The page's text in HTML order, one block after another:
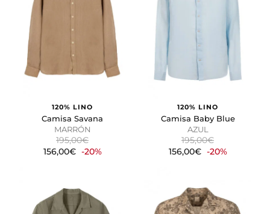
120% LINO
Camisa Savana
MARRÓN
195,00€
156,00€ -20%
120% LINO
Camisa Baby Blue
AZUL
195,00€
156,00€ -20%